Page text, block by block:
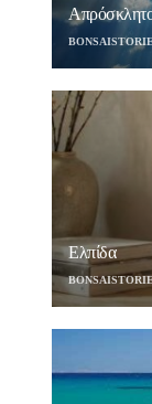
Ελπίδα